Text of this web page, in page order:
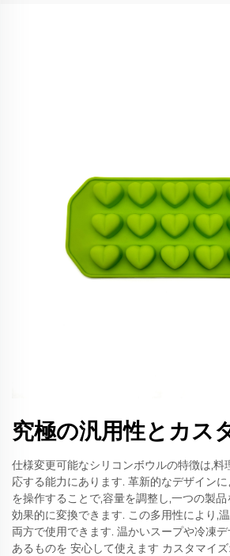
究極の汎用性とカス
仕様変更可能なシリコンボウルの特徴は,料
応する能力にあります. 革新的なデザイン
を操作することで,容量を調整し,一つの製
効果的に変換できます. この多用性により,
両方で使用できます. 温かいスープや冷凍
あるものを 安心して使えます カスタマイ